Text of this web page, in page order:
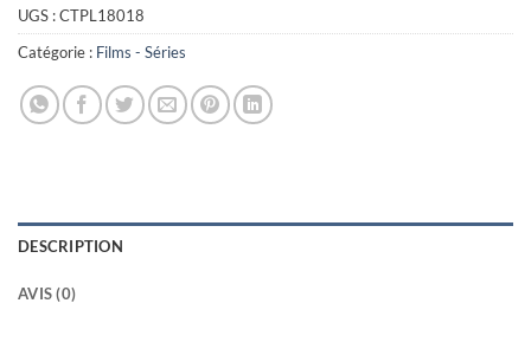
UGS :CTPL18018
Catégorie : Films - Séries
DESCRIPTION
AVIS (0)